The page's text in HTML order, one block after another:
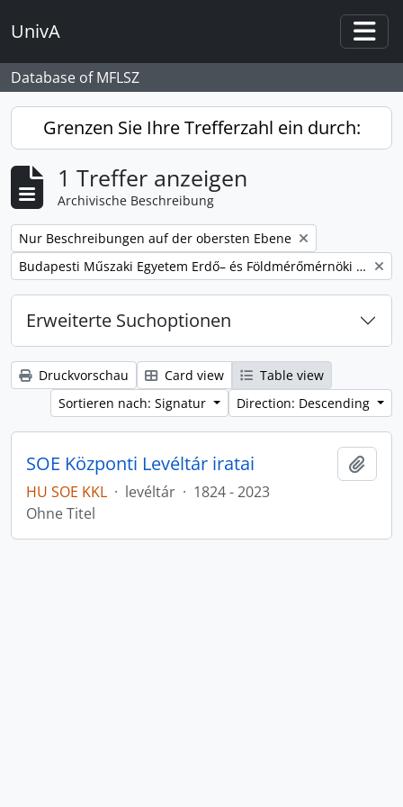
UnivA
Database of MFLSZ
Grenzen Sie Ihre Trefferzahl ein durch:
1 Treffer anzeigen
Archivische Beschreibung
Remove filter:
Nur Beschreibungen auf der obersten Ebene
Remove filter:
Budapesti Műszaki Egyetem Erdő– és Földmérőmérnöki Kar
Erweiterte Suchoptionen
Druckvorschau Card view
Table view
Sortieren nach: Signatur
Direction: Descending
SOE Központi Levéltár iratai
HU SOE KKL · levéltár · 1824 - 2023
Ohne Titel